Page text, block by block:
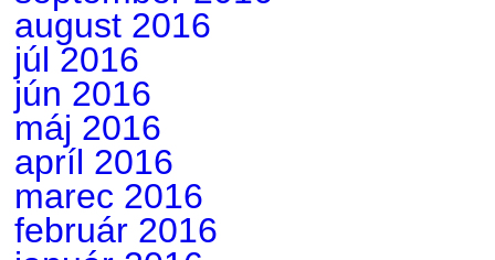
august 2016
júl 2016
jún 2016
máj 2016
apríl 2016
marec 2016
február 2016